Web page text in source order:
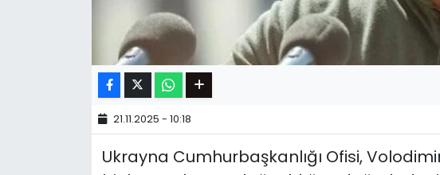
21.11.2025 - 10:18
Ukrayna Cumhurbaşkanlığı Ofisi,